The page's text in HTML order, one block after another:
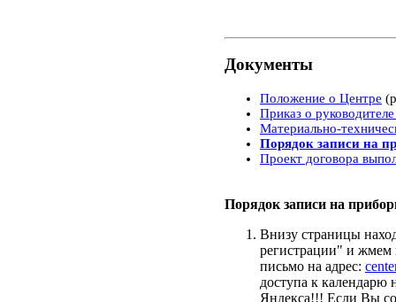
Документы
Положение о Центре
Приказ о
Материально-
Порядок записи на
Проект договора
Порядок записи на
Внизу страницы
регистрации" и жмем
письмо на адрес:
доступа к календарю
Яндекса!!! Если Вы